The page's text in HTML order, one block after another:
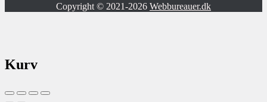
Copyright © 2021-2026 Webbureauer.dk
Kurv